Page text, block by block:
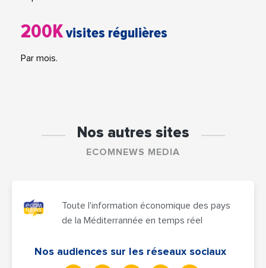
200Kvisites régulières
Par mois.
Nos autres sites
ECOMNEWS MEDIA
Toute l'information économique des pays
de la Méditerrannée en temps réel
Nos audiences sur les réseaux sociaux